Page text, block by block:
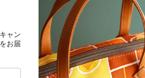
ド -
ャン
お届